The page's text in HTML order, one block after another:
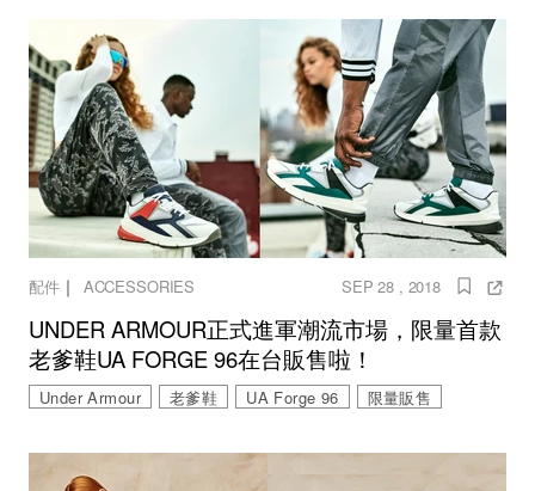
配件｜ ACCESSORIES SEP 28 , 2018
UNDER ARMOUR正式進軍潮流市場，限量首款
老爹鞋UA FORGE 96在台販售啦！
Under Armour 老爹鞋 UA Forge 96 限量販售